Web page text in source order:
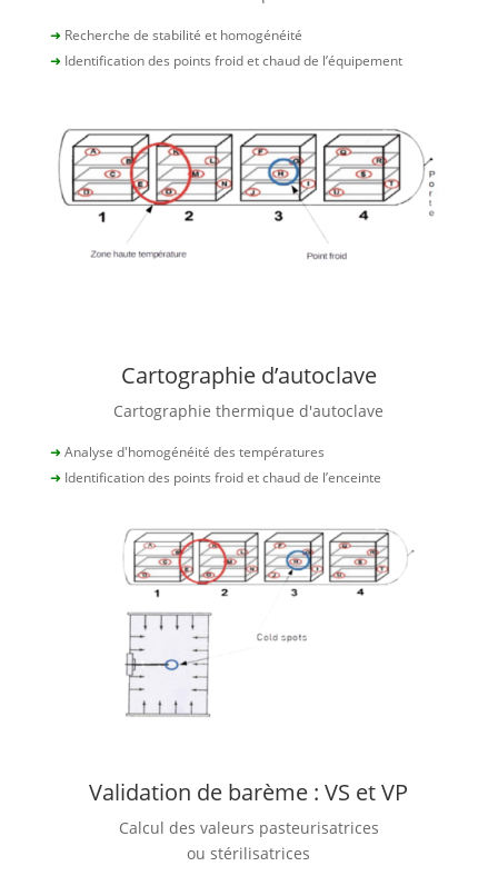
➜ Recherche de stabilité et homogénéité
➜ Identification des points froid et chaud de l’équipement
Cartographie d’autoclave
Cartographie thermique d'autoclave
➜ Analyse d'homogénéité des températures
➜ Identification des points froid et chaud de l’enceinte
Validation de barème : VS et VP
Calcul des valeurs pasteurisatrices
ou stérilisatrices